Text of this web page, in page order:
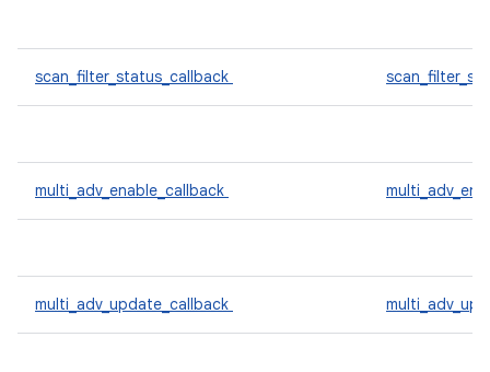
scan_filter_status_callback
multi_adv_enable_callback
multi_adv_update_callback